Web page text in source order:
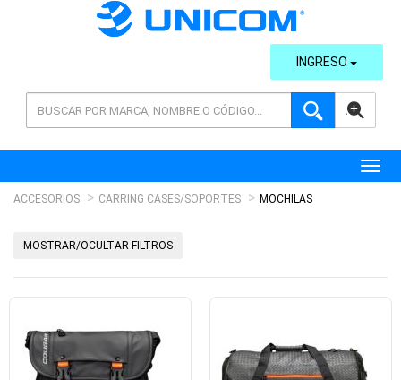
AVANZADA
INGRESO
ACCESORIOS CARRING CASES/SOPORTES MOCHILAS
MOSTRAR/OCULTAR FILTROS